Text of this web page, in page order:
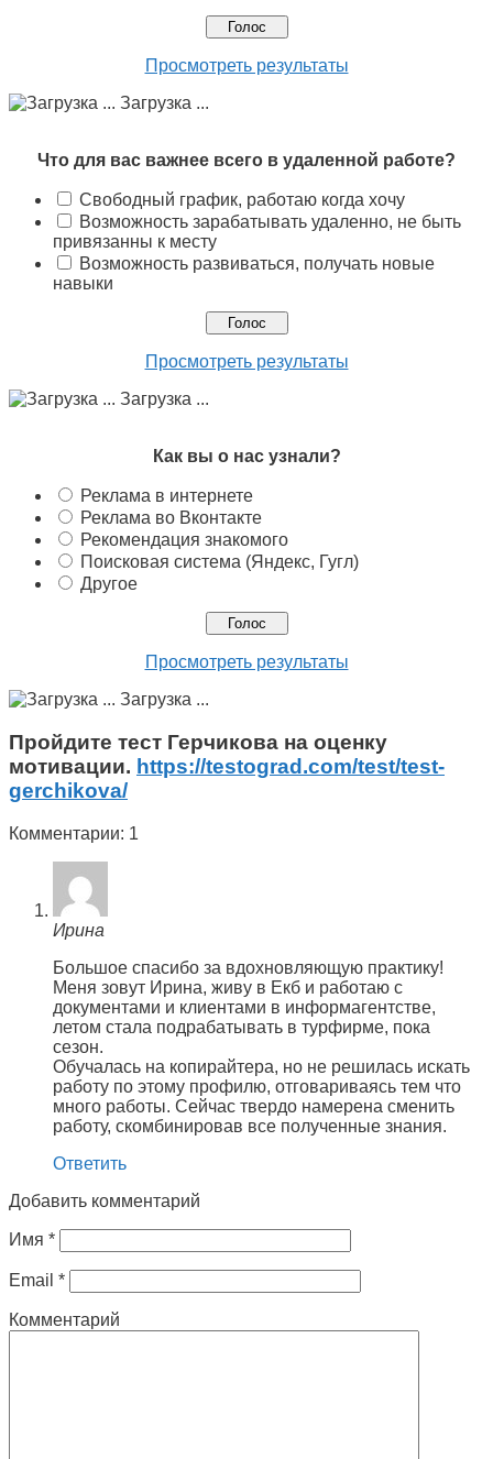
Просмотреть результаты
Загрузка ...
Что для вас важнее всего в удаленной работе?
Свободный график, работаю когда хочу
Возможность зарабатывать удаленно, не быть
привязанны к месту
Возможность развиваться, получать новые
навыки
Просмотреть результаты
Загрузка ...
Как вы о нас узнали?
Реклама в интернете
Реклама во Вконтакте
Рекомендация знакомого
Поисковая система (Яндекс, Гугл)
Другое
Просмотреть результаты
Загрузка ...
Пройдите тест Герчикова на оценку
мотивации. https://testograd.com/test/test-
gerchikova/
Комментарии: 1
Ирина
Большое спасибо за вдохновляющую практику!
Меня зовут Ирина, живу в Екб и работаю с
документами и клиентами в информагентстве,
летом стала подрабатывать в турфирме, пока
сезон.
Обучалась на копирайтера, но не решилась искать
работу по этому профилю, отговариваясь тем что
много работы. Сейчас твердо намерена сменить
работу, скомбинировав все полученные знания.
Ответить
Добавить комментарий
Имя *
Email *
Комментарий